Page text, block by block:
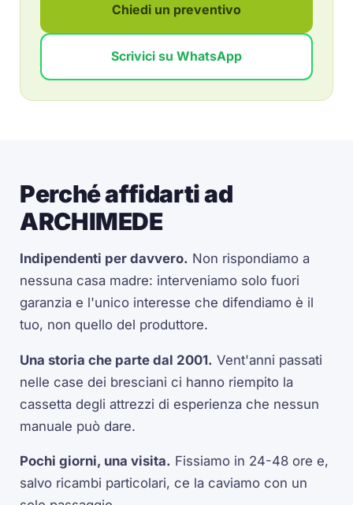
Chiedi un preventivo
Scrivici su WhatsApp
Perché affidarti ad
ARCHIMEDE
Indipendenti per davvero. Non rispondiamo a
nessuna casa madre: interveniamo solo fuori
garanzia e l'unico interesse che difendiamo è il
tuo, non quello del produttore.
Una storia che parte dal 2001. Vent'anni passati
nelle case dei bresciani ci hanno riempito la
cassetta degli attrezzi di esperienza che nessun
manuale può dare.
Pochi giorni, una visita. Fissiamo in 24-48 ore e,
salvo ricambi particolari, ce la caviamo con un